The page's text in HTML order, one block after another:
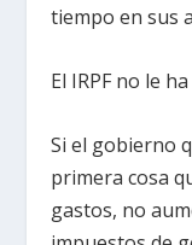
tiempo en sus
El IRPF no le
Si el gobierno
primera cosa
gastos, no